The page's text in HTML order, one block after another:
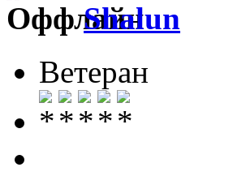
Shalun
Ветеран